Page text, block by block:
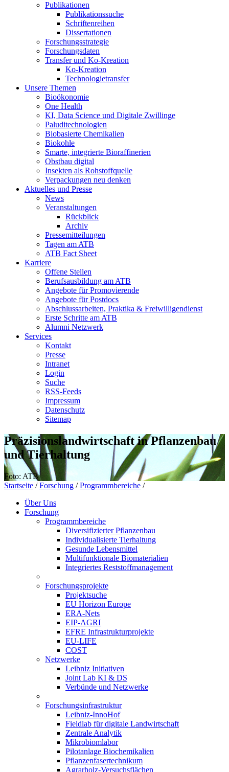
Publikationen
Publikationssuche
Schriftenreihen
Dissertationen
Forschungsstrategie
Forschungsdaten
Transfer und Ko-Kreation
Ko-Kreation
Technologietransfer
Unsere Themen
Bioökonomie
One Health
KI, Data Science und Digitale Zwillinge
Paluditechnologien
Biobasierte Chemikalien
Biokohle
Smarte, integrierte Bioraffinerien
Obstbau digital
Insekten als Rohstoffquelle
Verpackungen neu denken
Aktuelles und Presse
News
Veranstaltungen
Rückblick
Archiv
Pressemitteilungen
Tagen am ATB
ATB Fact Sheet
Karriere
Offene Stellen
Berufsausbildung am ATB
Angebote für Promovierende
Angebote für Postdocs
Abschlussarbeiten, Praktika & Freiwilligendienst
Erste Schritte am ATB
Alumni Netzwerk
Services
Kontakt
Presse
Intranet
Login
Suche
RSS-Feeds
Impressum
Datenschutz
Sitemap
Präzisionslandwirtschaft in Pflanzenbau
und Tierhaltung
Foto: ATB
Startseite / Forschung / Programmbereiche /
Über Uns
Forschung
Programmbereiche
Diversifizierter Pflanzenbau
Individualisierte Tierhaltung
Gesunde Lebensmittel
Multifunktionale Biomaterialien
Integriertes Reststoffmanagement
Forschungsprojekte
Projektsuche
EU Horizon Europe
ERA-Nets
EIP-AGRI
EFRE Infrastrukturprojekte
EU-LIFE
COST
Netzwerke
Leibniz Initiativen
Joint Lab KI & DS
Verbünde und Netzwerke
Forschungsinfrastruktur
Leibniz-InnoHof
Fieldlab für digitale Landwirtschaft
Zentrale Analytik
Mikrobiomlabor
Pilotanlage Biochemikalien
Pflanzenfasertechnikum
Agrarholz-Versuchsflächen